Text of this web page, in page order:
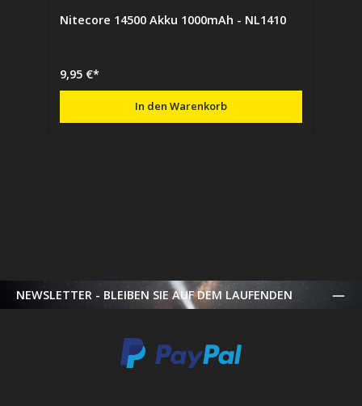
Nitecore 14500 Akku 1000mAh - NL1410
9,95 €*
In den Warenkorb
NEWSLETTER - BLEIBEN SIE AUF DEM LAUFENDEN